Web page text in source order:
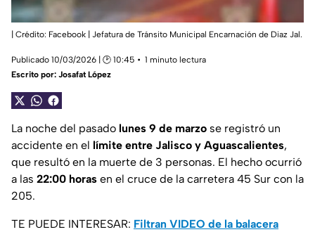
| Crédito: Facebook | Jefatura de Tránsito Municipal Encarnación de Diaz Jal.
Publicado 10/03/2026 | 🕑 10:45
1 minuto lectura
Escrito por: Josafat López
La noche del pasado lunes 9 de marzo se registró un
accidente en el límite entre Jalisco y Aguascalientes,
que resultó en la muerte de 3 personas. El hecho ocurrió
a las 22:00 horas en el cruce de la carretera 45 Sur con la
205.
TE PUEDE INTERESAR: Filtran VIDEO de la balacera